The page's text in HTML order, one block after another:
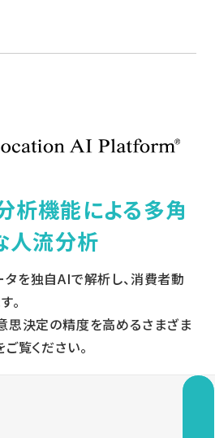
析機能による多角
人流分析
を独自AIで解析し、消費者動
。
思決定の精度を高めるさまざま
覧ください。